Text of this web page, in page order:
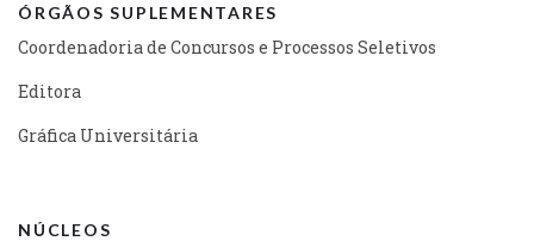
ÓRGÃOS SUPLEMENTARES
Coordenadoria de Concursos e Processos Seletivos
Editora
Gráfica Universitária
NÚCLEOS